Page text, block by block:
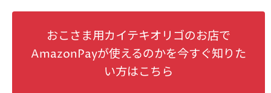
おこさま用カイテキオリゴのお店で
AmazonPayが使えるのかを今すぐ知りた
い方はこちら